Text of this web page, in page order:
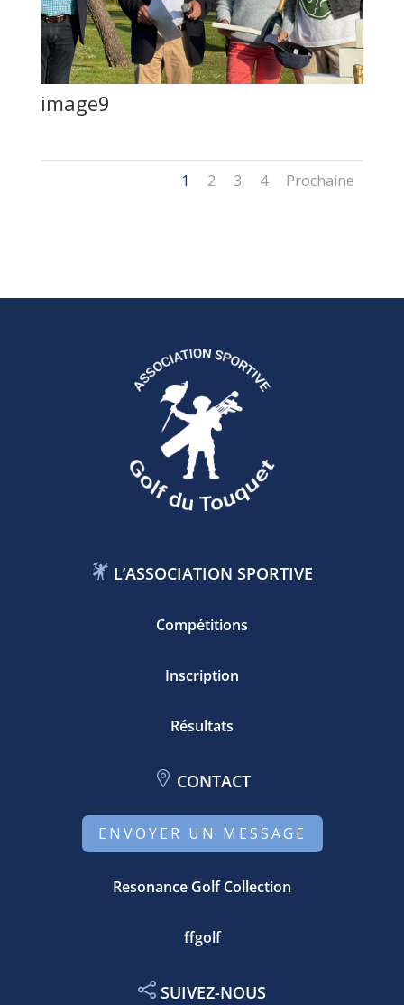
image9
1 2 3 4 Prochaine
L’ASSOCIATION SPORTIVE
Compétitions
Inscription
Résultats
CONTACT
ENVOYER UN MESSAGE
Resonance Golf Collection
ffgolf
SUIVEZ-NOUS